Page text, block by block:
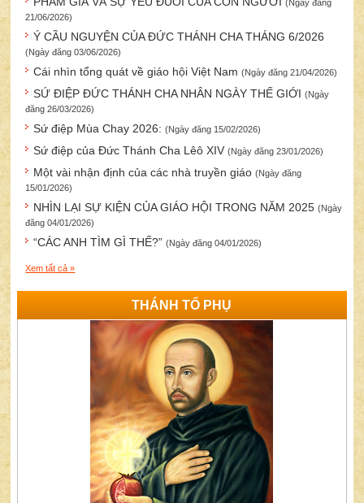
(Ngày đăng
21/06/2026)
Ý CẦU NGUYỆN CỦA ĐỨC THÁNH CHA THÁNG 6/2026
(Ngày đăng 03/06/2026)
Cái nhìn tổng quát về giáo hội Việt Nam(Ngày đăng 21/04/2026)
SỨ ĐIỆP ĐỨC THÁNH CHA NHÂN NGÀY THẾ GIỚI(Ngày
đăng 26/03/2026)
Sứ điệp Mùa Chay 2026:(Ngày đăng 15/02/2026)
Sứ điệp của Đức Thánh Cha Lêô XIV(Ngày đăng 23/01/2026)
Một vài nhận định của các nhà truyền giáo(Ngày đăng
15/01/2026)
NHÌN LẠI SỰ KIỆN CỦA GIÁO HỘI TRONG NĂM 2025(Ngày
đăng 04/01/2026)
“CÁC ANH TÌM GÌ THẾ?”(Ngày đăng 04/01/2026)
Xem tất cả »
THÁNH TỔ PHỤ